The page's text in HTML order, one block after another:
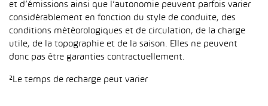
et d’émissions ainsi que l’autonomie peuvent parfois varier
considérablement en fonction du style de conduite, des
conditions météorologiques et de circulation, de la charge
utile, de la topographie et de la saison. Elles ne peuvent
donc pas être garanties contractuellement.
²Le temps de recharge peut varier